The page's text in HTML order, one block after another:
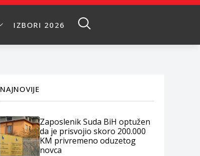
IZBORI 2026
NAJNOVIJE
Zaposlenik Suda BiH optužen
da je prisvojio skoro 200.000
KM privremeno oduzetog
novca